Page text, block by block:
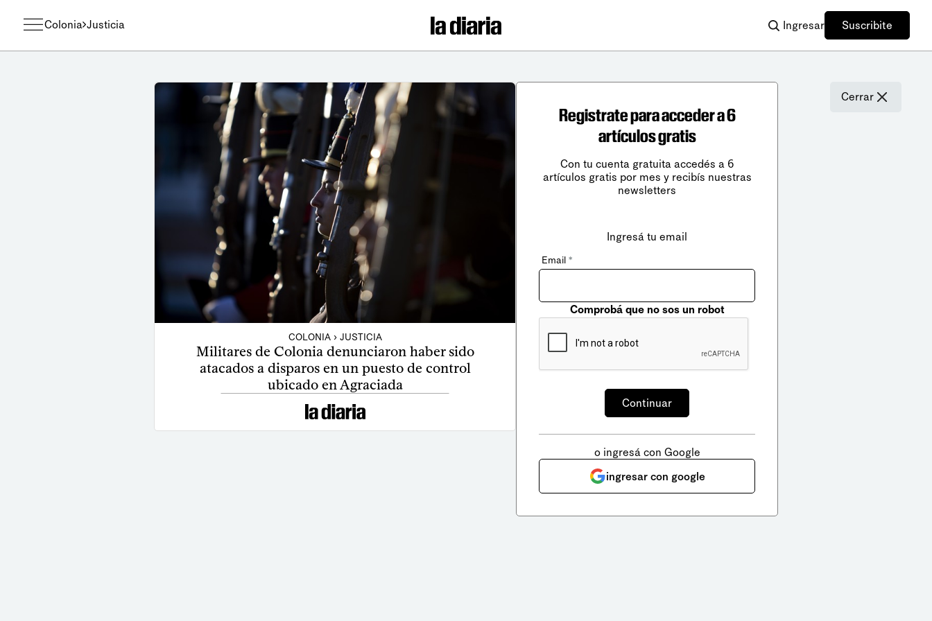
Colonia Justicia Ingresar Suscribite
COLONIA › JUSTICIA
Militares de Colonia denunciaron haber sido
atacados a disparos en un puesto de control
ubicado en Agraciada
Cerrar
Registrate para acceder a 6
artículos gratis
Con tu cuenta gratuita accedés a 6
artículos gratis por mes y recibís nuestras
newsletters
Ingresá tu email
Email *
Comprobá que no sos un robot
o ingresá con Google
ingresar con google